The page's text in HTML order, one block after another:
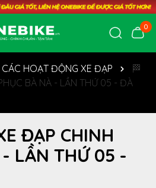
0
HOẠT ĐỘNG XE ĐẠP
🏁
BÀ NÀ - LẦN THỨ 05 - ĐÀ
ĐẠP CHINH
LẦN THỨ 05 -